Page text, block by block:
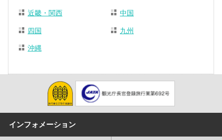
近畿・関西 中国
四国 九州
沖縄
インフォメーション